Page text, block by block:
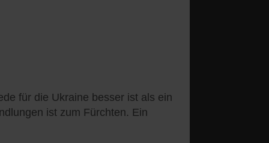
für die Ukraine besser ist als ein
ist zum Fürchten. Ein